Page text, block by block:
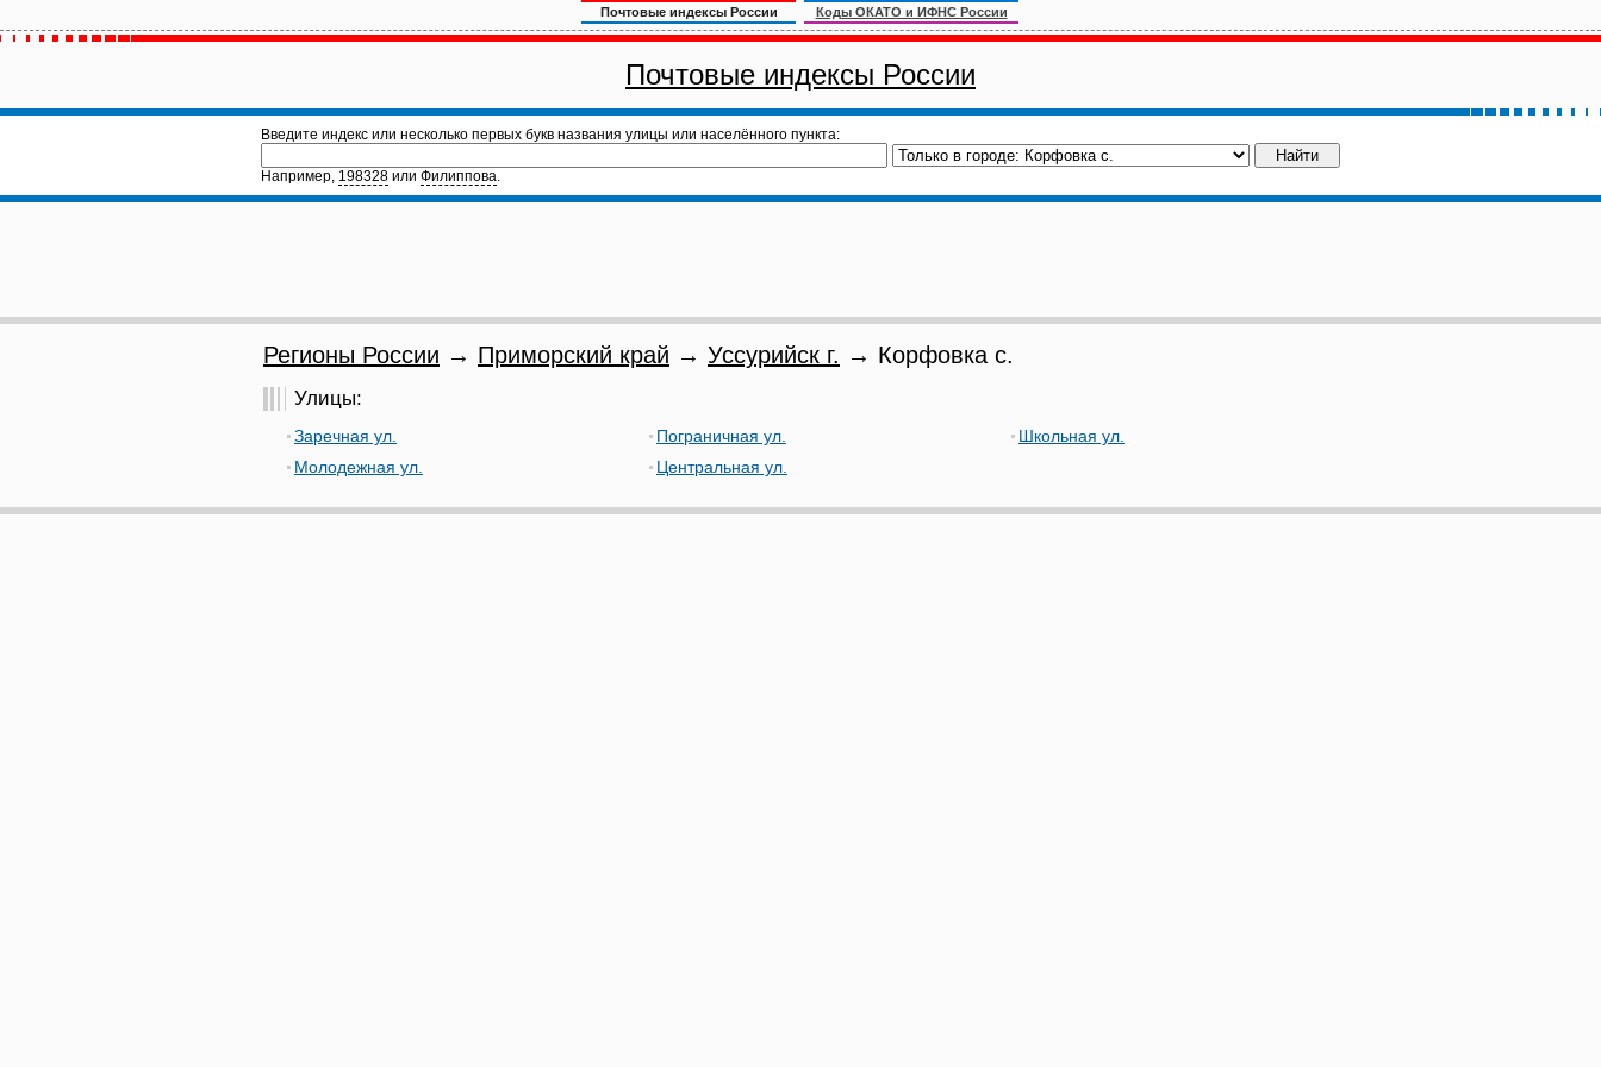
Почтовые индексы России Коды ОКАТО и ИФНС России
Почтовые индексы России
Введите индекс или несколько первых букв названия улицы или населённого пункта:
Например, 198328 или Филиппова.
Регионы России → Приморский край → Уссурийск г. → Корфовка с.
Улицы:
Заречная ул.
Молодежная ул.
Пограничная ул.
Центральная ул.
Школьная ул.